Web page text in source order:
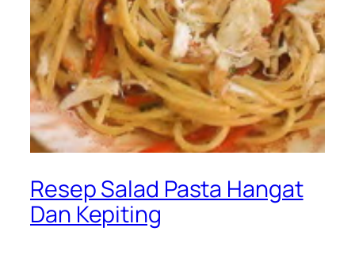
Resep Salad Pasta Hangat
Dan Kepiting